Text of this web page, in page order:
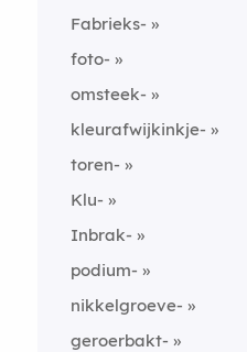
Fabrieks-
foto-
omsteek-
kleurafwijkinkje-
toren-
Klu-
Inbrak-
podium-
nikkelgroeve-
geroerbakt-